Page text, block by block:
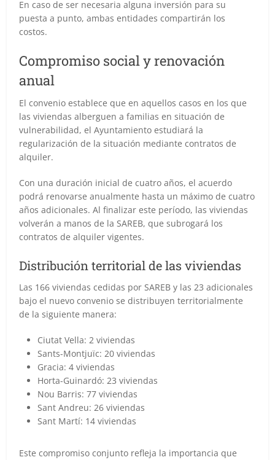
En caso de ser necesaria alguna inversión para su
puesta a punto, ambas entidades compartirán los
costos.
Compromiso social y renovación
anual
El convenio establece que en aquellos casos en los que
las viviendas alberguen a familias en situación de
vulnerabilidad, el Ayuntamiento estudiará la
regularización de la situación mediante contratos de
alquiler.
Con una duración inicial de cuatro años, el acuerdo
podrá renovarse anualmente hasta un máximo de cuatro
años adicionales. Al finalizar este período, las viviendas
volverán a manos de la SAREB, que subrogará los
contratos de alquiler vigentes.
Distribución territorial de las viviendas
Las 166 viviendas cedidas por SAREB y las 23 adicionales
bajo el nuevo convenio se distribuyen territorialmente
de la siguiente manera:
Ciutat Vella: 2 viviendas
Sants-Montjuïc: 20 viviendas
Gracia: 4 viviendas
Horta-Guinardó: 23 viviendas
Nou Barris: 77 viviendas
Sant Andreu: 26 viviendas
Sant Martí: 14 viviendas
Este compromiso conjunto refleja la importancia que